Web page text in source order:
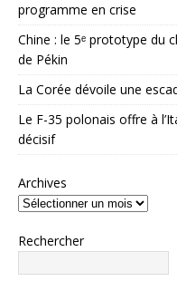
programme en crise
Chine : le 5ᵉ prototype du
de Pékin
La Corée dévoile une
Le F-35 polonais offre à
décisif
Archives
Rechercher